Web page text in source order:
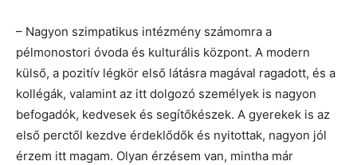
– Nagyon szimpatikus intézmény számomra a
pélmonostori óvoda és kulturális központ. A modern
külső, a pozitív légkör első látásra magával ragadott, és a
kollégák, valamint az itt dolgozó személyek is nagyon
befogadók, kedvesek és segítőkészek. A gyerekek is az
első perctől kezdve érdeklődők és nyitottak, nagyon jól
érzem itt magam. Olyan érzésem van, mintha már